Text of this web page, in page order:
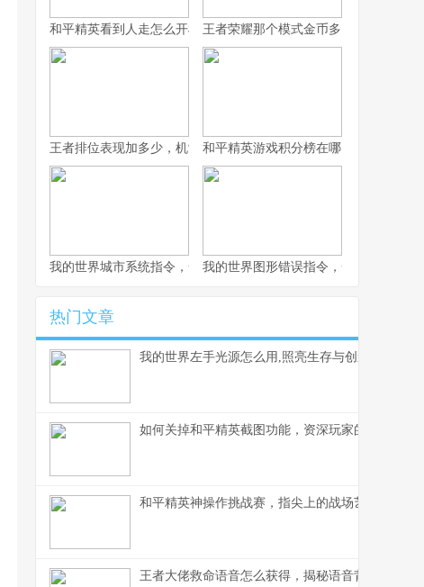
和平精英看到人走怎么开枪，冷静瞄准与节奏掌控的艺术，副标题
王者荣耀那个模式金币多，揭秘高效积
王者排位表现加多少，机制解析与实战心得和平精英游戏积分榜在哪，探寻竞技之
我的世界城市系统指令，一座虚拟城市的诞生与成长副标题
我的世界图形错误指令，一场意料之外
热门文章
我的世界左手光源怎么用,照亮生存与创造之路
如何关掉和平精英截图功能，资深玩家的操作心得
和平精英神操作挑战赛，指尖上的战场艺术
王者大佬救命语音怎么获得，揭秘语音背后的荣耀